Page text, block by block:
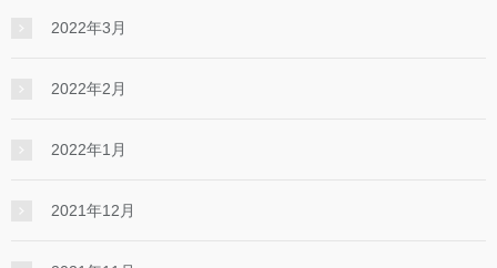
2022年3月
2022年2月
2022年1月
2021年12月